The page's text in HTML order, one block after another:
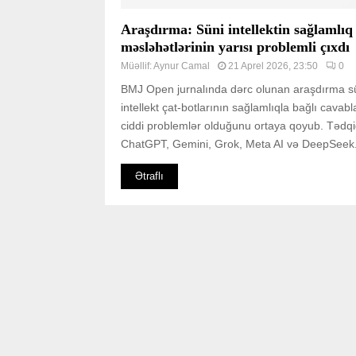
Araşdırma: Süni intellektin sağlamlıq
məsləhətlərinin yarısı problemli çıxdı
Müəllif:Aynur Camal 21 Aprel 2026, 23:50 0
BMJ Open jurnalında dərc olunan araşdırma
intellekt çat-botlarının sağlamlıqla bağlı
ciddi problemlər olduğunu ortaya qoyub.
ChatGPT, Gemini, Grok, Meta AI və
Ətraflı